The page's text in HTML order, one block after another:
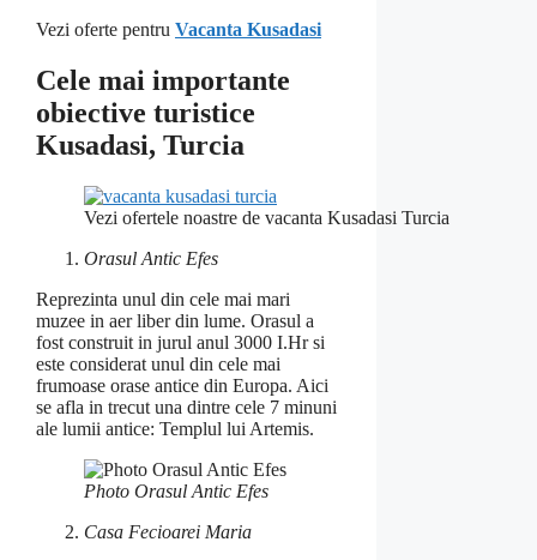
Vezi oferte pentru Vacanta Kusadasi
Cele mai importante
obiective turistice
Kusadasi, Turcia
Vezi ofertele noastre de vacanta Kusadasi Turcia
Orasul Antic Efes
Reprezinta unul din cele mai mari
muzee in aer liber din lume. Orasul a
fost construit in jurul anul 3000 I.Hr si
este considerat unul din cele mai
frumoase orase antice din Europa. Aici
se afla in trecut una dintre cele 7 minuni
ale lumii antice: Templul lui Artemis.
Photo Orasul Antic Efes
Casa Fecioarei Maria